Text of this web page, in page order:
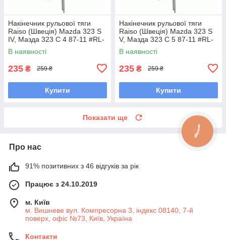
Накінечник рульової тяги
Raiso (Швеція) Mazda 323 S
IV, Мазда 323 С 4 87-11 #RL-
232280M UAEERFR7
В наявності
235 ₴ 259 ₴
Купити
Накінечник рульової тяги
Raiso (Швеція) Mazda 323 S
V, Мазда 323 С 5 87-11 #RL-
232280M UAOWALD7
В наявності
235 ₴ 259 ₴
Купити
Показати ще
Про нас
91% позитивних з 46 відгуків за рік
Працює з 24.10.2019
м. Київ
м. Вишневе вул. Компресорна 3, індекс 08140, 7-й
поверх, офіс №73, Київ, Україна
Контакти
КНОПКА
ЗВ'ЯЗКУ